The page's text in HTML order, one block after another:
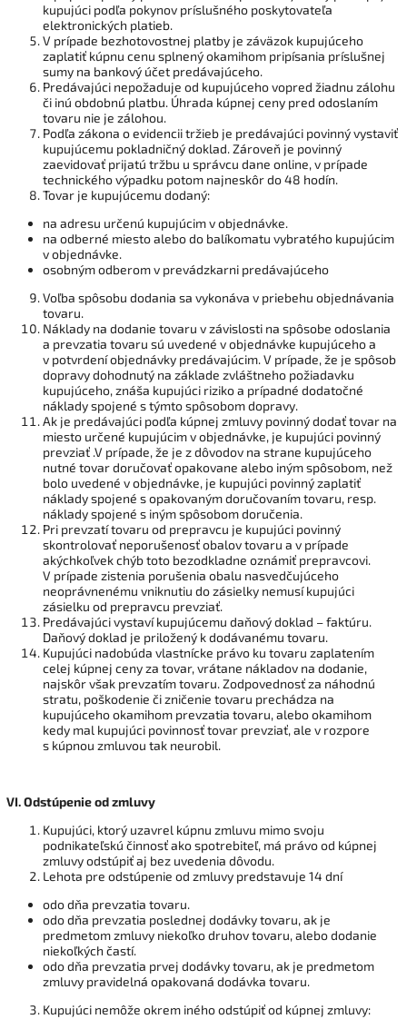
kupujúci podľa pokynov príslušného poskytovateľa
elektronických platieb.
V prípade bezhotovostnej platby je záväzok kupujúceho
zaplatiť kúpnu cenu splnený okamihom pripísania príslušnej
sumy na bankový účet predávajúceho.
Predávajúci nepožaduje od kupujúceho vopred žiadnu zálohu
či inú obdobnú platbu. Úhrada kúpnej ceny pred odoslaním
tovaru nie je zálohou.
Podľa zákona o evidencii tržieb je predávajúci povinný vystaviť
kupujúcemu pokladničný doklad. Zároveň je povinný
zaevidovať prijatú tržbu u správcu dane online, v prípade
technického výpadku potom najneskôr do 48 hodín.
Tovar je kupujúcemu dodaný:
na adresu určenú kupujúcim v objednávke.
na odberné miesto alebo do balíkomatu vybratého kupujúcim
v objednávke.
osobným odberom v prevádzkarni predávajúceho
Voľba spôsobu dodania sa vykonáva v priebehu objednávania
tovaru.
Náklady na dodanie tovaru v závislosti na spôsobe odoslania
a prevzatia tovaru sú uvedené v objednávke kupujúceho a
v potvrdení objednávky predávajúcim. V prípade, že je spôsob
dopravy dohodnutý na základe zvláštneho požiadavku
kupujúceho, znáša kupujúci riziko a prípadné dodatočné
náklady spojené s týmto spôsobom dopravy.
Ak je predávajúci podľa kúpnej zmluvy povinný dodať tovar na
miesto určené kupujúcim v objednávke, je kupujúci povinný
prevziať .V prípade, že je z dôvodov na strane kupujúceho
nutné tovar doručovať opakovane alebo iným spôsobom, než
bolo uvedené v objednávke, je kupujúci povinný zaplatiť
náklady spojené s opakovaným doručovaním tovaru, resp.
náklady spojené s iným spôsobom doručenia.
Pri prevzatí tovaru od prepravcu je kupujúci povinný
skontrolovať neporušenosť obalov tovaru a v prípade
akýchkoľvek chýb toto bezodkladne oznámiť prepravcovi.
V prípade zistenia porušenia obalu nasvedčujúceho
neoprávnenému vniknutiu do zásielky nemusí kupujúci
zásielku od prepravcu prevziať.
Predávajúci vystaví kupujúcemu daňový doklad – faktúru.
Daňový doklad je priložený k dodávanému tovaru.
Kupujúci nadobúda vlastnícke právo ku tovaru zaplatením
celej kúpnej ceny za tovar, vrátane nákladov na dodanie,
najskôr však prevzatím tovaru. Zodpovednosť za náhodnú
stratu, poškodenie či zničenie tovaru prechádza na
kupujúceho okamihom prevzatia tovaru, alebo okamihom
kedy mal kupujúci povinnosť tovar prevziať, ale v rozpore
s kúpnou zmluvou tak neurobil.
VI.Odstúpenie od zmluvy
Kupujúci, ktorý uzavrel kúpnu zmluvu mimo svoju
podnikateľskú činnosť ako spotrebiteľ, má právo od kúpnej
zmluvy odstúpiť aj bez uvedenia dôvodu.
Lehota pre odstúpenie od zmluvy predstavuje 14 dní
odo dňa prevzatia tovaru.
odo dňa prevzatia poslednej dodávky tovaru, ak je
predmetom zmluvy niekoľko druhov tovaru, alebo dodanie
niekoľkých častí.
odo dňa prevzatia prvej dodávky tovaru, ak je predmetom
zmluvy pravidelná opakovaná dodávka tovaru.
Kupujúci nemôže okrem iného odstúpiť od kúpnej zmluvy: